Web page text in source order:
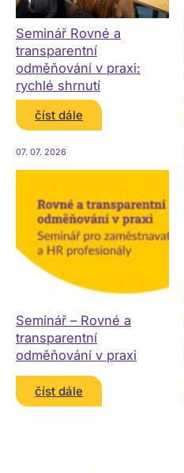
Seminář Rovné a
transparentní
odměňování v praxi:
rychlé shrnutí
číst dále
07. 07. 2026
Seminář – Rovné a
transparentní
odměňování v praxi
číst dále